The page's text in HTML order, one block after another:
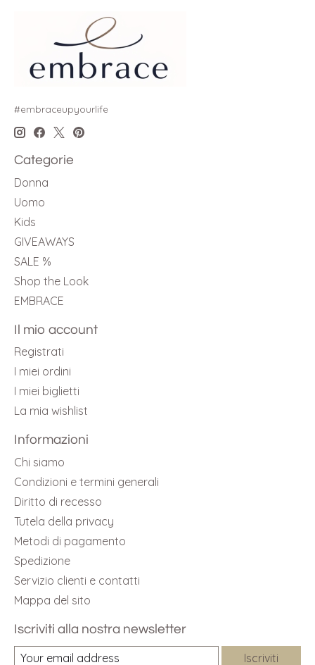
#embraceupyourlife
Categorie
Donna
Uomo
Kids
GIVEAWAYS
SALE %
Shop the Look
EMBRACE
Il mio account
Registrati
I miei ordini
I miei biglietti
La mia wishlist
Informazioni
Chi siamo
Condizioni e termini generali
Diritto di recesso
Tutela della privacy
Metodi di pagamento
Spedizione
Servizio clienti e contatti
Mappa del sito
Iscriviti alla nostra newsletter
Iscriviti